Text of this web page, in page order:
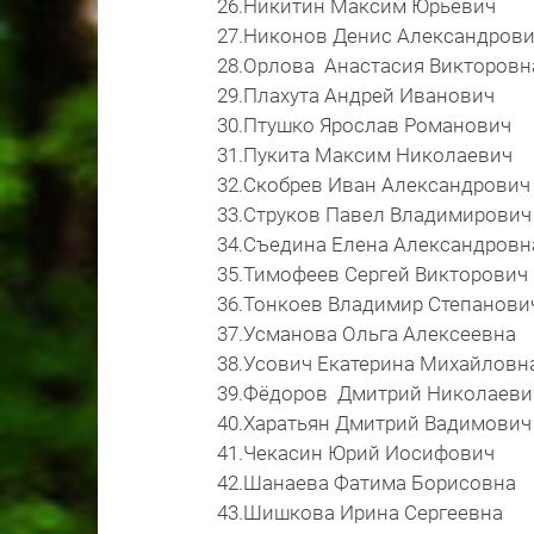
26.Никитин Максим Юрьевич
27.Никонов Денис
28.Орлова Анастасия
29.Плахута Андрей Иванович
30.Птушко Ярослав Романович
31.Пукита Максим Николаевич
32.Скобрев Иван Александрович
33.Струков Павел Владимирович
34.Съедина Елена
35.Тимофеев Сергей Викторович
36.Тонкоев Владимир
37.Усманова Ольга Алексеевна
38.Усович Екатерина
39.Фёдоров Дмитрий
40.Харатьян Дмитрий Вадимович
41.Чекасин Юрий Иосифович
42.Шанаева Фатима Борисовна
43.Шишкова Ирина Сергеевна